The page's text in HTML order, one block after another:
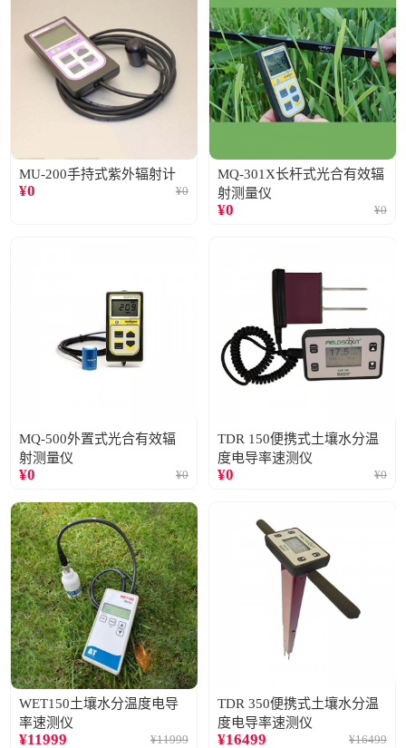
MU-200手持式紫外辐射计
¥0 ¥0
MQ-301X长杆式光合有效辐
射测量仪
¥0 ¥0
MQ-500外置式光合有效辐
射测量仪
¥0 ¥0
TDR 150便携式土壤水分温
度电导率速测仪
¥0 ¥0
WET150土壤水分温度电导
率速测仪
¥11999 ¥11999
TDR 350便携式土壤水分温
度电导率速测仪
¥16499 ¥16499